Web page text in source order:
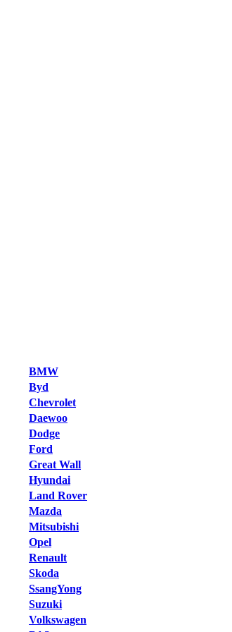
BMW
Byd
Chevrolet
Daewoo
Dodge
Ford
Great Wall
Hyundai
Land Rover
Mazda
Mitsubishi
Opel
Renault
Skoda
SsangYong
Suzuki
Volkswagen